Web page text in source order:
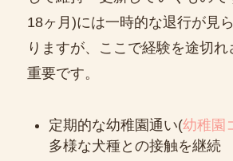
18ヶ月)には一時的な退行が見
りますが、ここで経験を途切
重要です。
定期的な幼稚園通い(幼稚園
多様な犬種との接触を継続